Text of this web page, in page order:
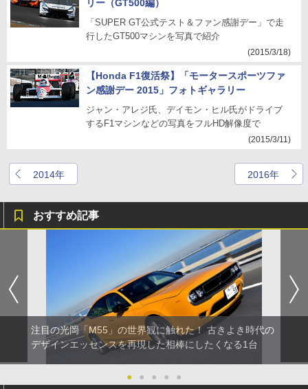
リー（GT500編）
「SUPER GT公式テスト＆ファン感謝デー」で走
行したGT500マシンを写真で紹介
(2015/3/18)
【Honda F1復活祭】「モータースポーツファ
ン感謝デー 2015」フォトギャラリー
ジャン・アレジ氏、デイモン・ヒル氏がドライブ
するF1マシンなどの写真をフルHD解像度で
(2015/3/11)
2014年 2016年
おすすめ記事
注目の光岡「M55」の世界観に触れた！ 古きよき時代の
デザインエッセンスを再現した相棒にしたくなる1台
● ● ● ● ●